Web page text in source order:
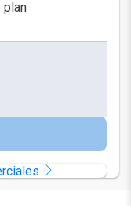
plan